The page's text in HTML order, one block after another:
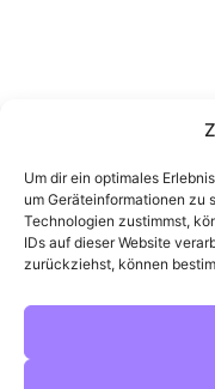
Um dir ein optimales
um Geräteinformationen zu
Technologien zustimmst,
IDs auf dieser Website
zurückziehst, können